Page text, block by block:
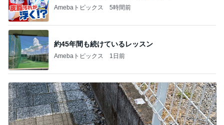
Amebaトピックス 5時間前
約45年間も続けているレッスン
Amebaトピックス 1日前